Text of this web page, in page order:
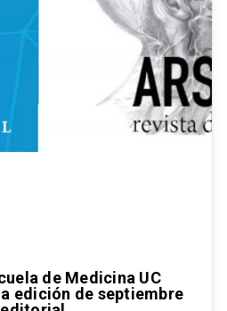
de Medicina UC
edición de septiembre